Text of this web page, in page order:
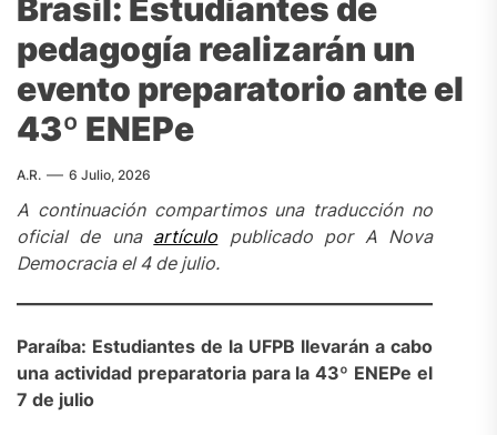
Brasil: Estudiantes de
pedagogía realizarán un
evento preparatorio ante el
43º ENEPe
A.R. 6 Julio, 2026
A continuación compartimos una traducción no
oficial de una artículo publicado por A Nova
Democracia el 4 de julio.
Paraíba: Estudiantes de la UFPB llevarán a cabo
una actividad preparatoria para la 43º ENEPe el
7 de julio